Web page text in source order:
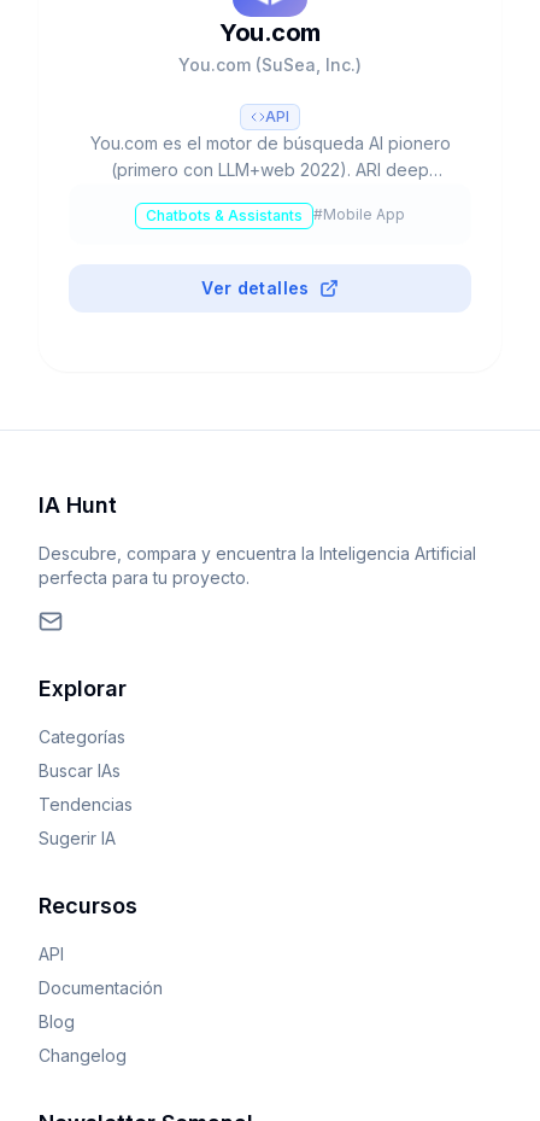
You.com
You.com (SuSea, Inc.)
API
You.com es el motor de búsqueda AI pionero
(primero con LLM+web 2022). ARI deep
2025). Unicornio $1.5B. API enterprise 99.9%
Chatbots & Assistants #Mobile App
Ver detalles
IA Hunt
Descubre, compara y encuentra la Inteligencia Artificial
perfecta para tu proyecto.
Explorar
Categorías
Buscar IAs
Tendencias
Sugerir IA
Recursos
API
Documentación
Blog
Changelog